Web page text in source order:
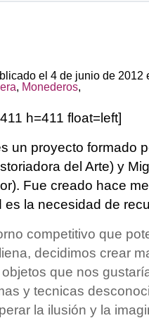
el 4 de junio de 2012
, Monederos,
h=411 float=left]
un proyecto formado
del Arte) y
Fue creado hace
la necesidad de
competitivo que
decidimos crear
que nos
y tecnicas
la ilusión y la